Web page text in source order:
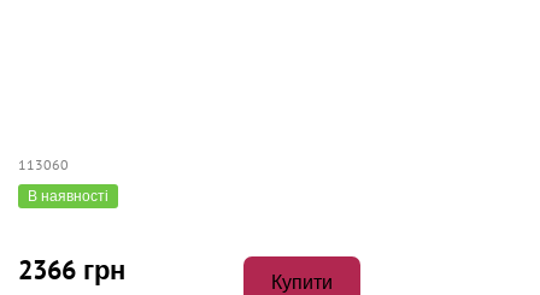
113060
В наявності
2366 грн Купити